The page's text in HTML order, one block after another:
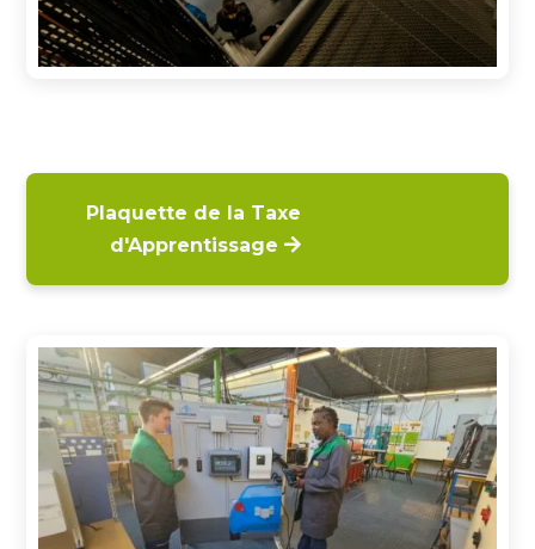
Plaquette de la Taxe
d'Apprentissage